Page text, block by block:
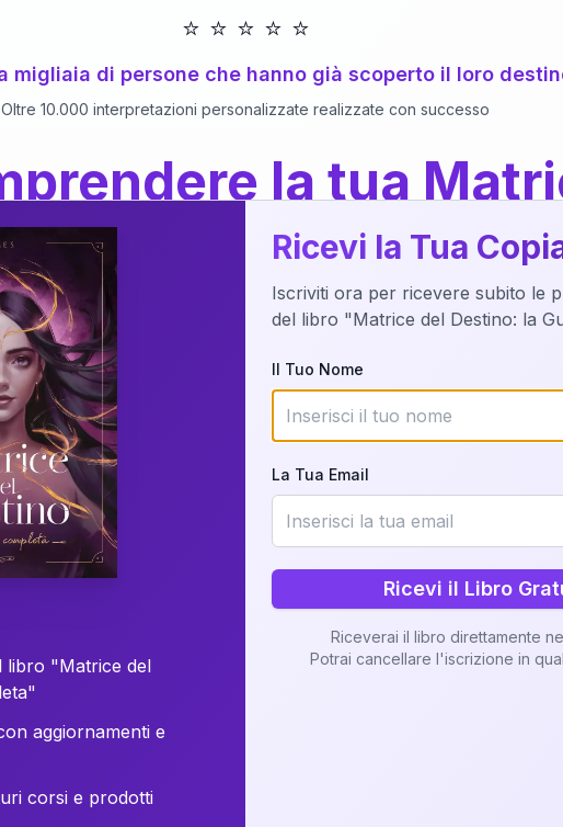
⭐ ⭐ ⭐ ⭐ ⭐
migliaia di persone che hanno già scoperto il loro
Oltre 10.000 interpretazioni personalizzate realizzate con successo
la tua
dettaglio?
della tua Matrice del Destino attraverso una nostra
o studiando attraverso il manuale completo.
Richiedi Interpretazione
✨ Interpretazione personalizzata
Scopri il Libro
gratuita
del Libro
libro "Matrice del
aggiornamenti e
corsi e prodotti
Ricevi la Tua
Iscriviti ora per ricevere subito le
del libro "Matrice del Destino: la
Il Tuo Nome
La Tua Email
Ricevi il Libro
Riceverai il libro direttamente
Potrai cancellare l'iscrizione in